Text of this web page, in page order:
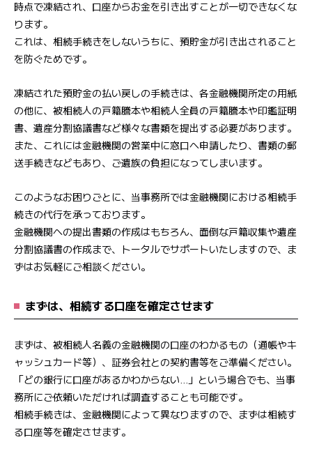
時点で凍結され、口座からお金を引き出すことが一切できなくな
ります。
これは、相続手続きをしないうちに、預貯金が引き出されること
を防ぐためです。
凍結された預貯金の払い戻しの手続きは、各金融機関所定の用紙
の他に、被相続人の戸籍謄本や相続人全員の戸籍謄本や印鑑証明
書、遺産分割協議書など様々な書類を提出する必要があります。
また、これには金融機関の営業中に窓口へ申請したり、書類の郵
送手続きなどもあり、ご遺族の負担になってしまいます。
このようなお困りごとに、当事務所では金融機関における相続手
続きの代行を承っております。
金融機関への提出書類の作成はもちろん、面倒な戸籍収集や遺産
分割協議書の作成まで、トータルでサポートいたしますので、ま
ずはお気軽にご相談ください。
まずは、相続する口座を確定させます
まずは、被相続人名義の金融機関の口座のわかるもの（通帳やキ
ャッシュカード等）、証券会社との契約書等をご準備ください。
「どの銀行に口座があるかわからない…」という場合でも、当事
務所にご依頼いただければ調査することも可能です。
相続手続きは、金融機関によって異なりますので、まずは相続す
る口座等を確定させます。